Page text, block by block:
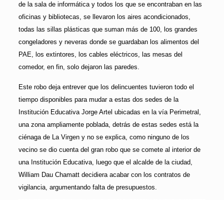
de la sala de informática y todos los que se encontraban en las
oficinas y bibliotecas, se llevaron los aires acondicionados,
todas las sillas plásticas que suman más de 100, los grandes
congeladores y neveras donde se guardaban los alimentos del
PAE, los extintores, los cables eléctricos, las mesas del
comedor, en fin, solo dejaron las paredes.
Este robo deja entrever que los delincuentes tuvieron todo el
tiempo disponibles para mudar a estas dos sedes de la
Institución Educativa Jorge Artel ubicadas en la vía Perimetral,
una zona ampliamente poblada, detrás de estas sedes está la
ciénaga de La Virgen y no se explica, como ninguno de los
vecino se dio cuenta del gran robo que se comete al interior de
una Institución Educativa, luego que el alcalde de la ciudad,
William Dau Chamatt decidiera acabar con los contratos de
vigilancia, argumentando falta de presupuestos.